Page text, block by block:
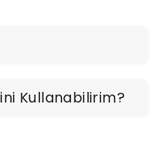
Kullanabilirim?